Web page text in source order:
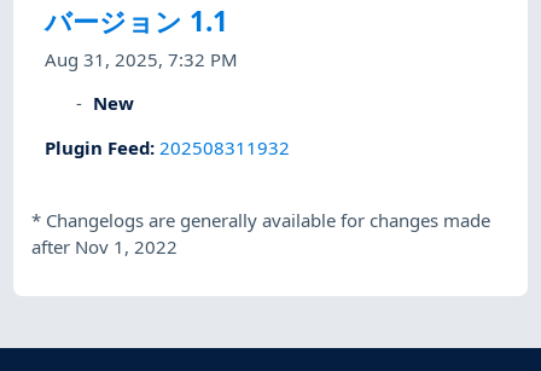
バージョン 1.1
Aug 31, 2025, 7:32 PM
New
Plugin Feed: 202508311932
* Changelogs are generally available for changes made
after Nov 1, 2022